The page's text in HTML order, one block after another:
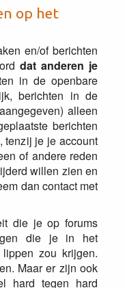
op het
en/of berichten
dat anderen je
in de openbare
berichten in de
alleen
berichten
tenzij je je account
of andere reden
willen zien en
dan contact met
die je op forums
die je in het
zou krijgen.
Maar er zijn ook
hard tegen hard